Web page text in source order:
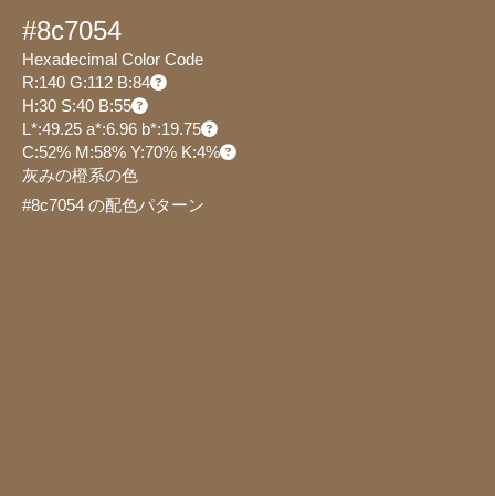
#8c7054
Hexadecimal Color Code
R:140 G:112 B:84
H:30 S:40 B:55
L*:49.25 a*:6.96 b*:19.75
C:52% M:58% Y:70% K:4%
灰みの橙系の色
#8c7054 の配色パターン